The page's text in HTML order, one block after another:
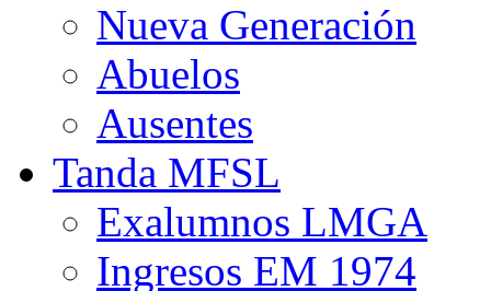
Nueva Generación
Abuelos
Ausentes
Tanda MFSL
Exalumnos LMGA
Ingresos EM 1974